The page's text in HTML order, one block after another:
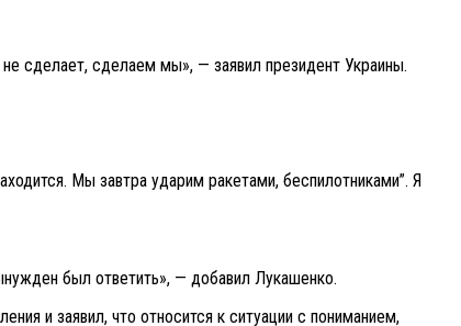
сделает, сделаем мы», — заявил президент Украины.
Мы завтра ударим ракетами, беспилотниками”. Я
был ответить», — добавил Лукашенко.
и заявил, что относится к ситуации с пониманием,